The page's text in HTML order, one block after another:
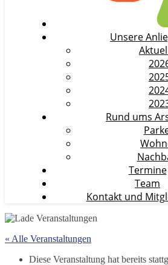
Unsere
Rund ums
Termine
Team
Kontakt und
« Alle Veranstaltungen
Diese Veranstaltung hat bereits